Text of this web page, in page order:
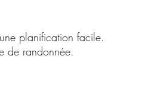
planification facile.
de randonnée.